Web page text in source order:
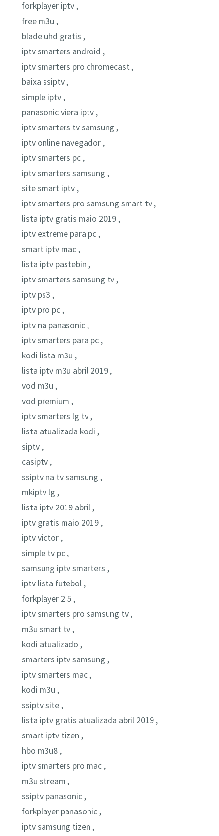
forkplayer iptv ,
free m3u ,
blade uhd gratis ,
iptv smarters android ,
iptv smarters pro chromecast ,
baixa ssiptv ,
simple iptv ,
panasonic viera iptv ,
iptv smarters tv samsung ,
iptv online navegador ,
iptv smarters pc ,
iptv smarters samsung ,
site smart iptv ,
iptv smarters pro samsung smart tv ,
lista iptv gratis maio 2019 ,
iptv extreme para pc ,
smart iptv mac ,
lista iptv pastebin ,
iptv smarters samsung tv ,
iptv ps3 ,
iptv pro pc ,
iptv na panasonic ,
iptv smarters para pc ,
kodi lista m3u ,
lista iptv m3u abril 2019 ,
vod m3u ,
vod premium ,
iptv smarters lg tv ,
lista atualizada kodi ,
siptv ,
casiptv ,
ssiptv na tv samsung ,
mkiptv lg ,
lista iptv 2019 abril ,
iptv gratis maio 2019 ,
iptv victor ,
simple tv pc ,
samsung iptv smarters ,
iptv lista futebol ,
forkplayer 2.5 ,
iptv smarters pro samsung tv ,
m3u smart tv ,
kodi atualizado ,
smarters iptv samsung ,
iptv smarters mac ,
kodi m3u ,
ssiptv site ,
lista iptv gratis atualizada abril 2019 ,
smart iptv tizen ,
hbo m3u8 ,
iptv smarters pro mac ,
m3u stream ,
ssiptv panasonic ,
forkplayer panasonic ,
iptv samsung tizen ,